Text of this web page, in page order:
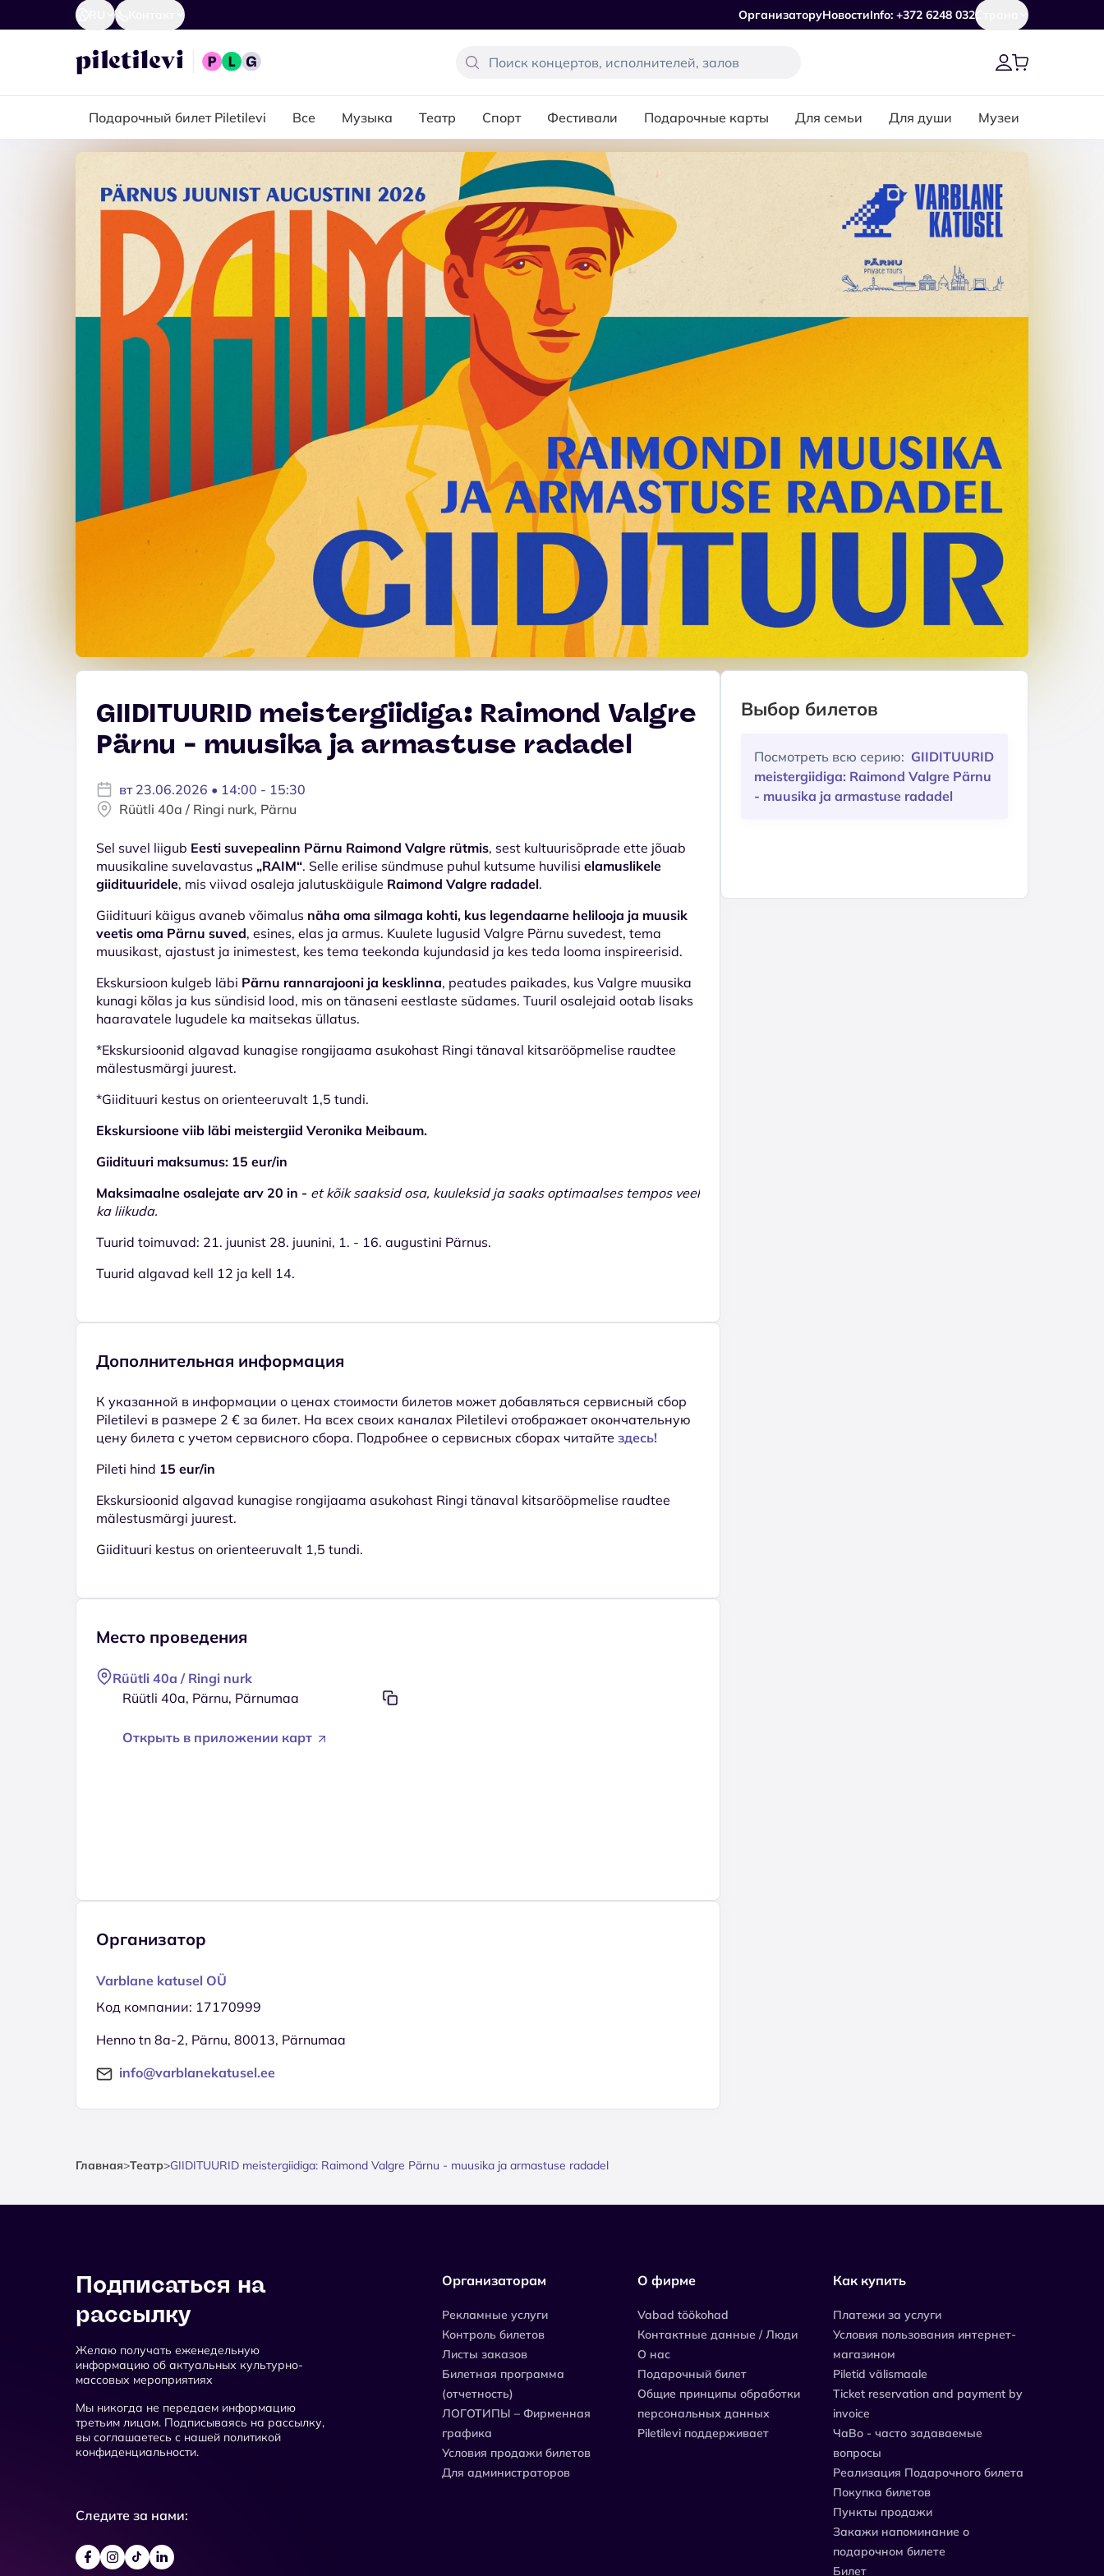
ОрганизаторуНовостиInfo: +372 6248 032Страна
Подарочный билет Piletilevi Все Музыка Театр Спорт Фестивали Подарочные карты Для семьи Для души Музеи
GIIDITUURID meistergiidiga: Raimond Valgre
Pärnu - muusika ja armastuse radadel
вт 23.06.2026 • 14:00 - 15:30
Rüütli 40a / Ringi nurk, Pärnu
Sel suvel liigub Eesti suvepealinn Pärnu Raimond Valgre rütmis, sest kultuurisõprade ette jõuab
muusikaline suvelavastus „RAIM“. Selle erilise sündmuse puhul kutsume huvilisi elamuslikele
giidituuridele, mis viivad osaleja jalutuskäigule Raimond Valgre radadel.
Giidituuri käigus avaneb võimalus näha oma silmaga kohti, kus legendaarne helilooja ja muusik
veetis oma Pärnu suved, esines, elas ja armus. Kuulete lugusid Valgre Pärnu suvedest, tema
muusikast, ajastust ja inimestest, kes tema teekonda kujundasid ja kes teda looma inspireerisid.
Ekskursioon kulgeb läbi Pärnu rannarajooni ja kesklinna, peatudes paikades, kus Valgre muusika
kunagi kõlas ja kus sündisid lood, mis on tänaseni eestlaste südames. Tuuril osalejaid ootab lisaks
haaravatele lugudele ka maitsekas üllatus.
*Ekskursioonid algavad kunagise rongijaama asukohast Ringi tänaval kitsarööpmelise raudtee
mälestusmärgi juurest.
*Giidituuri kestus on orienteeruvalt 1,5 tundi.
Ekskursioone viib läbi meistergiid Veronika Meibaum.
Giidituuri maksumus: 15 eur/in
Maksimaalne osalejate arv 20 in - et kõik saaksid osa, kuuleksid ja saaks optimaalses tempos veel
ka liikuda.
Tuurid toimuvad: 21. juunist 28. juunini, 1. - 16. augustini Pärnus.
Tuurid algavad kell 12 ja kell 14.
Дополнительная информация
К указанной в информации о ценах стоимости билетов может добавляться сервисный сбор
Piletilevi в размере 2 € за билет. На всех своих каналах Piletilevi отображает окончательную
цену билета с учетом сервисного сбора. Подробнее о сервисных сборах читайте здесь!
Pileti hind 15 eur/in
Ekskursioonid algavad kunagise rongijaama asukohast Ringi tänaval kitsarööpmelise raudtee
mälestusmärgi juurest.
Giidituuri kestus on orienteeruvalt 1,5 tundi.
Место проведения
Rüütli 40a / Ringi nurk
Rüütli 40a, Pärnu, Pärnumaa
Открыть в приложении карт
Организатор
Varblane katusel OÜ
Код компании: 17170999
Henno tn 8a-2, Pärnu, 80013, Pärnumaa
info@varblanekatusel.ee
Выбор билетов
Посмотреть всю серию: GIIDITUURID
meistergiidiga: Raimond Valgre Pärnu
- muusika ja armastuse radadel
Главная>Театр>GIIDITUURID meistergiidiga: Raimond Valgre Pärnu - muusika ja armastuse radadel
Подписаться на
рассылку
Желаю получать еженедельную
информацию об актуальных культурно-
массовых мероприятиях
Мы никогда не передаем информацию
третьим лицам. Подписываясь на рассылку,
вы соглашаетесь с нашей политикой
конфиденциальности.
Следите за нами:
Организаторам
Рекламные услуги
Контроль билетов
Листы заказов
Билетная программа
(отчетность)
ЛОГОТИПЫ – Фирменная
графика
Условия продажи билетов
Для администраторов
О фирме
Vabad töökohad
Контактные данные / Люди
О нас
Подарочный билет
Общие принципы обработки
персональных данных
Piletilevi поддерживает
Как купить
Платежи за услуги
Условия пользования интернет-
магазином
Piletid välismaale
Ticket reservation and payment by
invoice
ЧаВо - часто задаваемые
вопросы
Реализация Подарочного билета
Покупка билетов
Пункты продажи
Закажи напоминание о
подарочном билете
Билет